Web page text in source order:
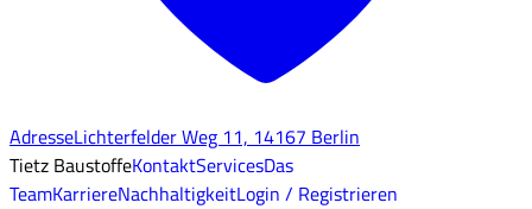
AdresseLichterfelder Weg 11, 14167 Berlin
Tietz BaustoffeKontaktServicesDas
TeamKarriereNachhaltigkeitLogin / Registrieren